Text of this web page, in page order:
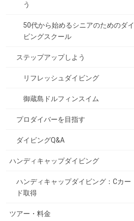
う
50代から始めるシニアのためのダイ
ビングスクール
ステップアップしよう
リフレッシュダイビング
御蔵島ドルフィンスイム
プロダイバーを目指す
ダイビングQ&A
ハンディキャップダイビング
ハンディキャップダイビング：Cカー
ド取得
ツアー・料金